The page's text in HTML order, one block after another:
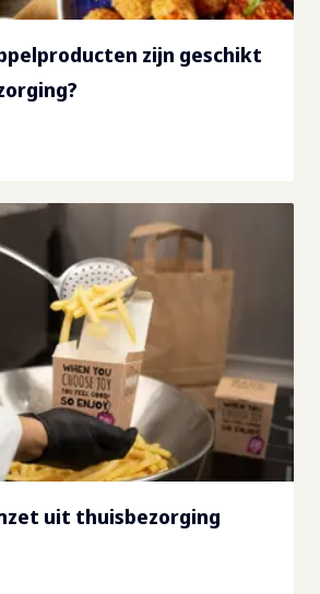
zijn geschikt
uit thuisbezorging